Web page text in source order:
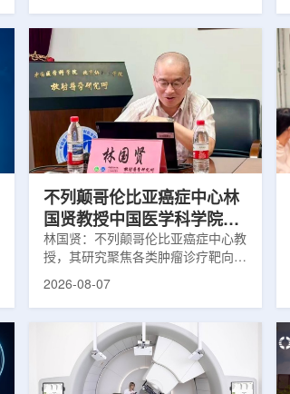
遵循辐射安全指导。放射性药物疗法
通过使用放射性药物靶向癌细胞，在
尽量减少周围健康组织损伤的同时发
挥治疗作用。随着该疗法应用范围扩
大，患者在治疗后通常需要阅读并执
行较为复杂的书面说明，这对部分患
者和护理人员而言存在理解和操作难
度。雷莫·乔治博士LifeNuclear由
不列颠哥伦比亚癌症中心林
国贤教授中国医学科学院放
射医学研究所开展学术交流
林国贤：不列颠哥伦比亚癌症中心教
授，其研究聚焦各类肿瘤诊疗靶向放
射性药物开发，迄今已主导/参与发
完成自研7款放射性药物的临床转
化，用于多种肿瘤诊疗。报告会上，
林国贤教授基于其团队多年的前沿探
索，系统梳理了针对前列腺癌靶点
2026-08-07